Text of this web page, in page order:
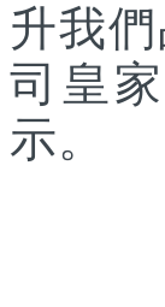
升我
司皇
示。